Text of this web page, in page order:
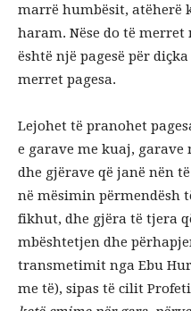
marrë humbësit, atëherë
haram. Nëse do të merret
është një pagesë për
merret pagesa.
Lejohet të pranohet
e garave me kuaj, garave
dhe gjërave që janë nën
në mësimin përmendësh
fikhut, dhe gjëra të tjera
mbështetjen dhe
transmetimit nga Ebu